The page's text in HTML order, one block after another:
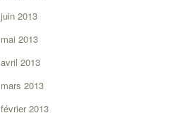
juin 2013
mai 2013
avril 2013
mars 2013
février 2013